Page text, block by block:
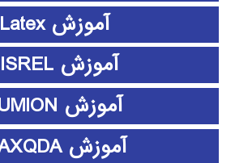
آموزش Latex
آموزش LISREL
آموزش LUMION
آموزش MAXQDA